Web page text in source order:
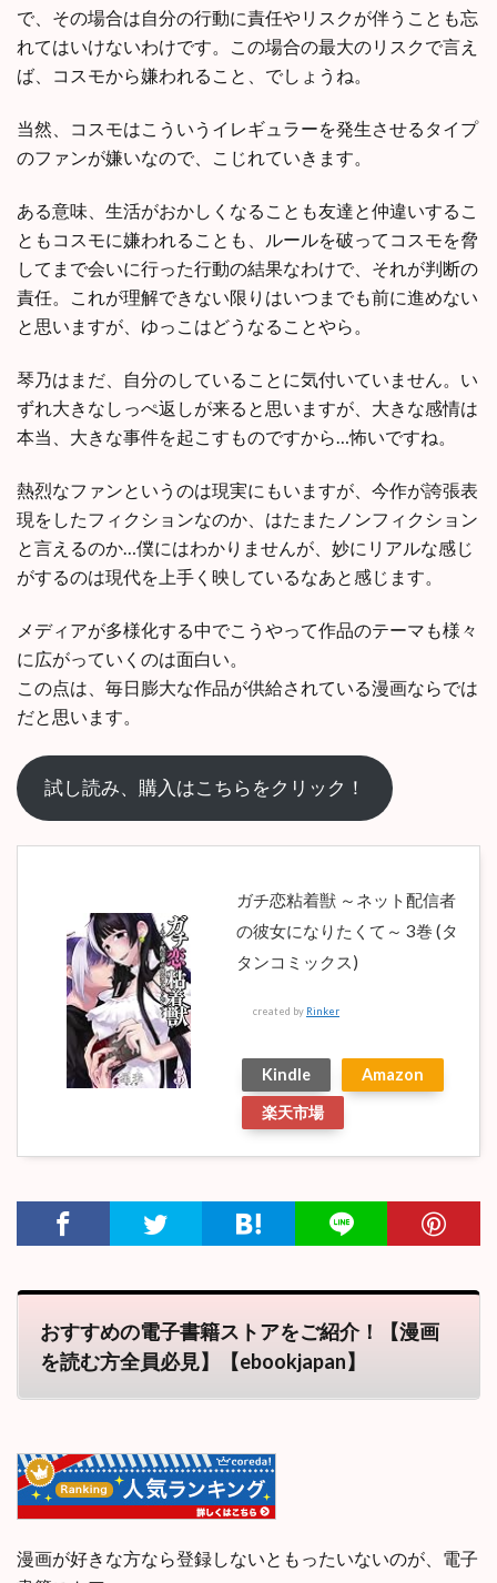
で、その場合は自分の行動に責任やリスクが伴うことも忘
れてはいけないわけです。この場合の最大のリスクで言え
ば、コスモから嫌われること、でしょうね。
当然、コスモはこういうイレギュラーを発生させるタイプ
のファンが嫌いなので、こじれていきます。
ある意味、生活がおかしくなることも友達と仲違いするこ
ともコスモに嫌われることも、ルールを破ってコスモを脅
してまで会いに行った行動の結果なわけで、それが判断の
責任。これが理解できない限りはいつまでも前に進めない
と思いますが、ゆっこはどうなることやら。
琴乃はまだ、自分のしていることに気付いていません。い
ずれ大きなしっぺ返しが来ると思いますが、大きな感情は
本当、大きな事件を起こすものですから…怖いですね。
熱烈なファンというのは現実にもいますが、今作が誇張表
現をしたフィクションなのか、はたまたノンフィクション
と言えるのか…僕にはわかりませんが、妙にリアルな感じ
がするのは現代を上手く映しているなあと感じます。
メディアが多様化する中でこうやって作品のテーマも様々
に広がっていくのは面白い。
この点は、毎日膨大な作品が供給されている漫画ならでは
だと思います。
試し読み、購入はこちらをクリック！
ガチ恋粘着獣 ～ネット配信者
の彼女になりたくて～ 3巻 (タ
タンコミックス)
created by Rinker
Kindle
Amazon
楽天市場
おすすめの電子書籍ストアをご紹介！【漫画
を読む方全員必見】【ebookjapan】
漫画が好きな方なら登録しないともったいないのが、電子